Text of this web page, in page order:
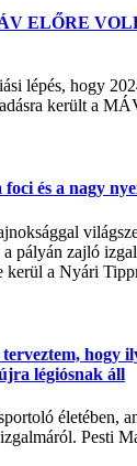
ELŐRE
lépés, hogy
került a
és a nagy
pályán zajló
kerül a Nyári
hogy
légiósnak áll
életében,
Pesti